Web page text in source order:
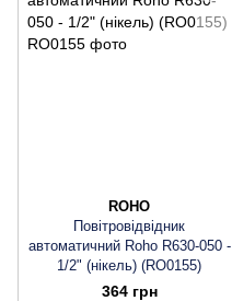
ROHO
Повітровідвідник
автоматичний Roho R630-050 -
1/2" (нікель) (RO0155)
364 грн